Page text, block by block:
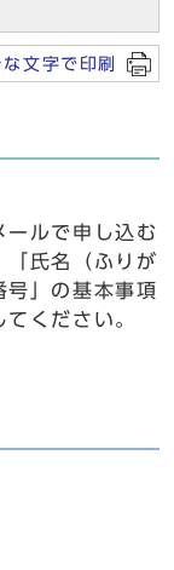
文字で印刷
ールで申し込む
「氏名（ふりが
号」の基本事項
ください。